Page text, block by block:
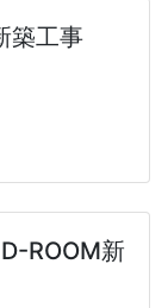
築工事
ROOM新